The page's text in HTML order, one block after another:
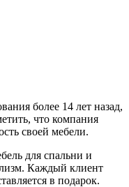
более 14 лет назад,
что компания
своей мебели.
для спальни и
Каждый клиент
в подарок.